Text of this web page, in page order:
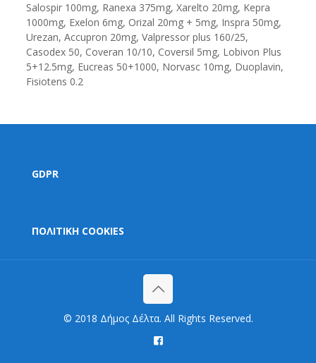
Salospir 100mg, Ranexa 375mg, Xarelto 20mg, Kepra
1000mg, Exelon 6mg, Orizal 20mg + 5mg, Inspra 50mg,
Urezan, Accupron 20mg, Valpressor plus 160/25,
Casodex 50, Coveran 10/10, Coversil 5mg, Lobivon Plus
5+12.5mg, Eucreas 50+1000, Norvasc 10mg, Duoplavin,
Fisiotens 0.2
GDPR
ΠΟΛΙΤΙΚΗ COOKIES
© 2018 Δήμος Δέλτα. All Rights Reserved.